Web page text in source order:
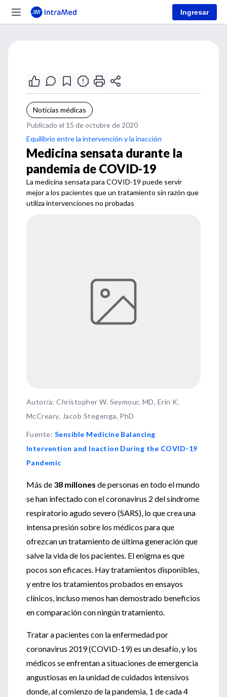
Ingresar
Noticias médicas
Publicado el 15 de octubre de 2020
Equilibrio entre la intervención y la inacción
Medicina sensata durante la
pandemia de COVID-19
La medicina sensata para COVID-19 puede servir
mejor a los pacientes que un tratamiento sin razón que
utiliza intervenciones no probadas
Autor/a: Christopher W. Seymour, MD, Erin K.
McCreary, Jacob Stegenga, PhD
Fuente: Sensible Medicine Balancing
Intervention and Inaction During the COVID-19
Pandemic
Más de 38 millones de personas en todo el mundo
se han infectado con el coronavirus 2 del síndrome
respiratorio agudo severo (SARS), lo que crea una
intensa presión sobre los médicos para que
ofrezcan un tratamiento de última generación que
salve la vida de los pacientes. El enigma es que
pocos son eficaces. Hay tratamientos disponibles,
y entre los tratamientos probados en ensayos
clínicos, incluso menos han demostrado beneficios
en comparación con ningún tratamiento.
Tratar a pacientes con la enfermedad por
coronavirus 2019 (COVID-19) es un desafío, y los
médicos se enfrentan a situaciones de emergencia
angustiosas en la unidad de cuidados intensivos
donde, al comienzo de la pandemia, 1 de cada 4